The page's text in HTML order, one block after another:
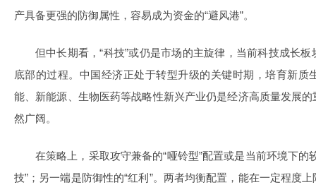
产具备更强的防御属性，容易成为资金的“避风港”。
但中长期看，“科技”或仍是市场的主旋律，当前科技成长
底部的过程。中国经济正处于转型升级的关键时期，培育新质
能、新能源、生物医药等战略性新兴产业仍是经济高质量发展
然广阔。
在策略上，采取攻守兼备的“哑铃型”配置或是当前环境下的
技”；另一端是防御性的“红利”。两者均衡配置，能在一定程度